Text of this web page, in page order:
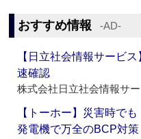
おすすめ情報 ‐AD‐
【日立社会情報サービ
速確認
株式会社日立社会情報サ
【トーホー】災害時で
発電機で万全のBCP対策